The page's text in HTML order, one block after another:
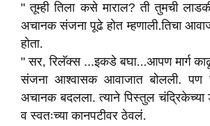
" तूम्ही तिला कसे माराल? ती तुमची
अचानक संजना पूढे होत म्हणाली.तिचा
होता.
" सर, रिलॅक्स ...इकडे बघा...आपण मार्ग
संजना आश्वासक आवाजात बोलली. पण
अचानक बदलला. त्याने पिस्तुल
व स्वतःच्या कानपटीवर ठेवलं.